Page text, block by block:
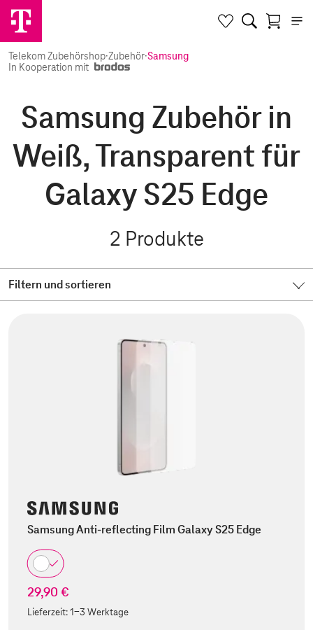
Telekom Zubehörshop·Zubehör·Samsung
In Kooperation mit
Samsung Zubehör in
Weiß, Transparent für
Galaxy S25 Edge
2 Produkte
Filtern und sortieren
Samsung Anti-reflecting Film Galaxy S25 Edge
29,90 €
Lieferzeit:1-3 Werktage